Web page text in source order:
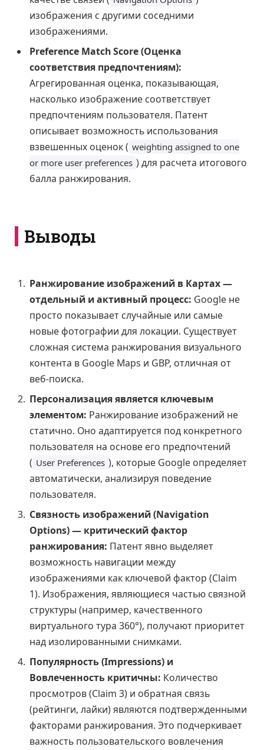
изображения с другими соседними
изображениями.
Preference Match Score (Оценка
соответствия предпочтениям):
Агрегированная оценка, показывающая,
насколько изображение соответствует
предпочтениям пользователя. Патент
описывает возможность использования
взвешенных оценок ( weighting assigned to one
or more user preferences ) для расчета итогового
балла ранжирования.
Выводы
Ранжирование изображений в Картах —
отдельный и активный процесс: Google не
просто показывает случайные или самые
новые фотографии для локации. Существует
сложная система ранжирования визуального
контента в Google Maps и GBP, отличная от
веб-поиска.
Персонализация является ключевым
элементом: Ранжирование изображений не
статично. Оно адаптируется под конкретного
пользователя на основе его предпочтений
( User Preferences ), которые Google определяет
автоматически, анализируя поведение
пользователя.
Связность изображений (Navigation
Options) — критический фактор
ранжирования: Патент явно выделяет
возможность навигации между
изображениями как ключевой фактор (Claim
1). Изображения, являющиеся частью связной
структуры (например, качественного
виртуального тура 360°), получают приоритет
над изолированными снимками.
Популярность (Impressions) и
Вовлеченность критичны: Количество
просмотров (Claim 3) и обратная связь
(рейтинги, лайки) являются подтвержденными
факторами ранжирования. Это подчеркивает
важность пользовательского вовлечения